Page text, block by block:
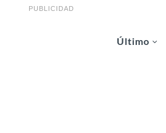
PUBLICIDAD
Último